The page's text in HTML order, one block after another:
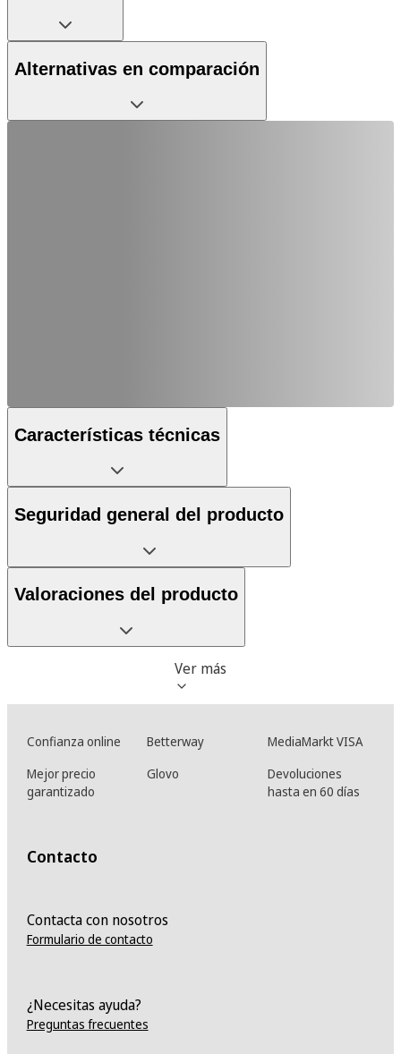
Alternativas en comparación
Características técnicas
Seguridad general del producto
Valoraciones del producto
Ver más
Confianza online Betterway
MediaMarkt VISA
Mejor precio
garantizado
Glovo
Devoluciones
hasta en 60 días
Contacto
Contacta con nosotros
Formulario de contacto
¿Necesitas ayuda?
Preguntas frecuentes